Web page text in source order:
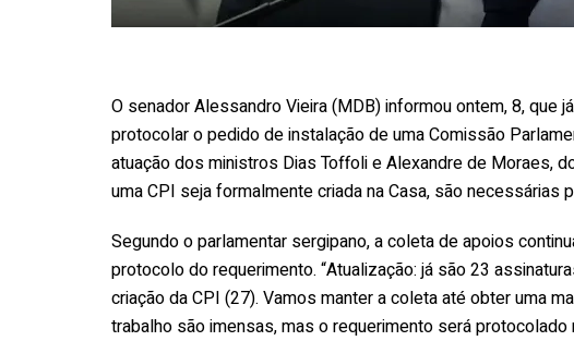
O senador Alessandro Vieira (MDB) informou ontem, 8, que
protocolar o pedido de instalação de uma Comissão
atuação dos ministros Dias Toffoli e Alexandre de Moraes,
uma CPI seja formalmente criada na Casa, são
Segundo o parlamentar sergipano, a coleta de apoios
protocolo do requerimento. “Atualização: já são 23
criação da CPI (27). Vamos manter a coleta até obter uma
trabalho são imensas, mas o requerimento será